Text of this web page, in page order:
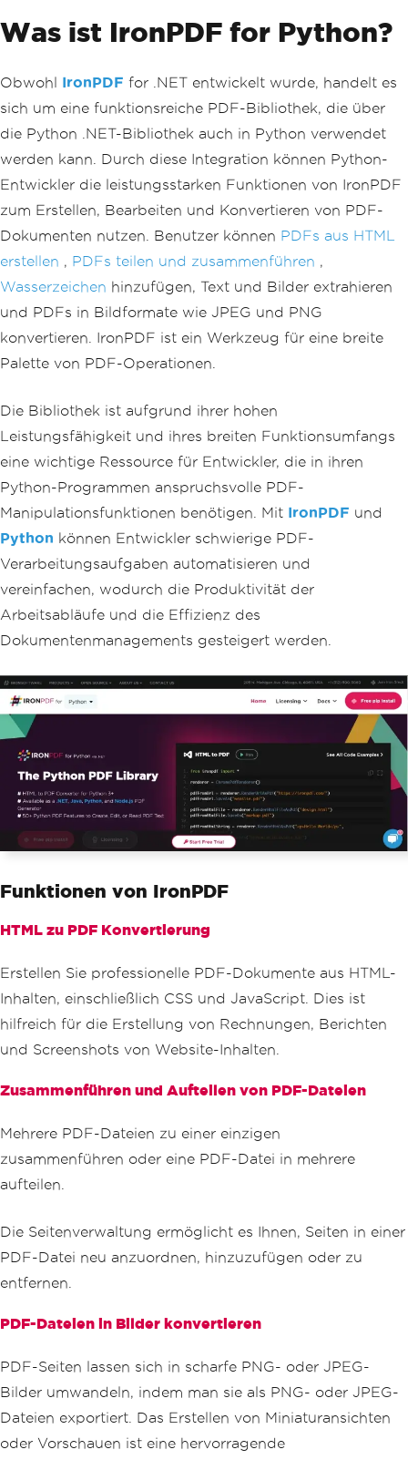
Was ist IronPDF for Python?
Obwohl IronPDF for .NET entwickelt wurde, handelt es
sich um eine funktionsreiche PDF-Bibliothek, die über
die Python .NET-Bibliothek auch in Python verwendet
werden kann. Durch diese Integration können Python-
Entwickler die leistungsstarken Funktionen von IronPDF
zum Erstellen, Bearbeiten und Konvertieren von PDF-
Dokumenten nutzen. Benutzer können PDFs aus HTML
erstellen , PDFs teilen und zusammenführen ,
Wasserzeichen hinzufügen, Text und Bilder extrahieren
und PDFs in Bildformate wie JPEG und PNG
konvertieren. IronPDF ist ein Werkzeug für eine breite
Palette von PDF-Operationen.
Die Bibliothek ist aufgrund ihrer hohen
Leistungsfähigkeit und ihres breiten Funktionsumfangs
eine wichtige Ressource für Entwickler, die in ihren
Python-Programmen anspruchsvolle PDF-
Manipulationsfunktionen benötigen. Mit IronPDF und
Python können Entwickler schwierige PDF-
Verarbeitungsaufgaben automatisieren und
vereinfachen, wodurch die Produktivität der
Arbeitsabläufe und die Effizienz des
Dokumentenmanagements gesteigert werden.
Funktionen von IronPDF
HTML zu PDF Konvertierung
Erstellen Sie professionelle PDF-Dokumente aus HTML-
Inhalten, einschließlich CSS und JavaScript. Dies ist
hilfreich für die Erstellung von Rechnungen, Berichten
und Screenshots von Website-Inhalten.
Zusammenführen und Aufteilen von PDF-Dateien
Mehrere PDF-Dateien zu einer einzigen
zusammenführen oder eine PDF-Datei in mehrere
aufteilen.
Die Seitenverwaltung ermöglicht es Ihnen, Seiten in einer
PDF-Datei neu anzuordnen, hinzuzufügen oder zu
entfernen.
PDF-Dateien in Bilder konvertieren
PDF-Seiten lassen sich in scharfe PNG- oder JPEG-
Bilder umwandeln, indem man sie als PNG- oder JPEG-
Dateien exportiert. Das Erstellen von Miniaturansichten
oder Vorschauen ist eine hervorragende